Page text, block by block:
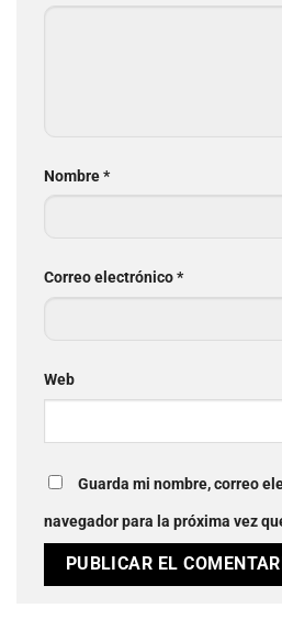
Nombre*
Correo electrónico*
Web
Guarda mi nombre, correo
navegador para la próxima vez